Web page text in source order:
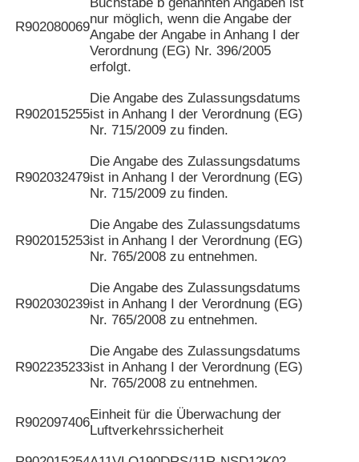
R902080069
nur möglich, wenn die Angabe der
Angabe der Angabe in Anhang I der
Verordnung (EG) Nr. 396/2005
erfolgt.
R902015255
Die Angabe des Zulassungsdatums
ist in Anhang I der Verordnung (EG)
Nr. 715/2009 zu finden.
R902032479
Die Angabe des Zulassungsdatums
ist in Anhang I der Verordnung (EG)
Nr. 715/2009 zu finden.
R902015253
Die Angabe des Zulassungsdatums
ist in Anhang I der Verordnung (EG)
Nr. 765/2008 zu entnehmen.
R902030239
Die Angabe des Zulassungsdatums
ist in Anhang I der Verordnung (EG)
Nr. 765/2008 zu entnehmen.
R902235233
Die Angabe des Zulassungsdatums
ist in Anhang I der Verordnung (EG)
Nr. 765/2008 zu entnehmen.
R902097406
Einheit für die Überwachung der
Luftverkehrssicherheit